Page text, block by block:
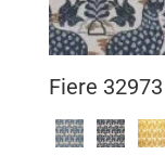
Fiere